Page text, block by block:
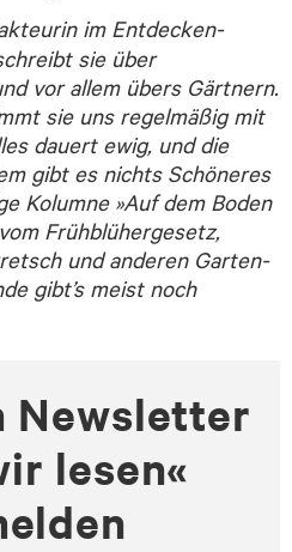
im Entdecken-
sie über
vor allem übers Gärtnern.
sie uns regelmäßig mit
dauert ewig, und die
gibt es nichts Schöneres
Kolumne »Auf dem Boden
Frühblühergesetz,
und anderen Garten-
gibt’s meist noch
Newsletter
lesen«